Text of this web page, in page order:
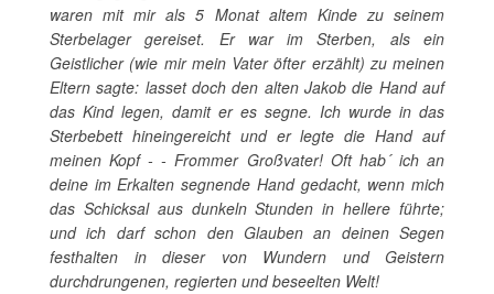
waren mit mir als 5 Monat altem Kinde zu seinem
Sterbelager gereiset. Er war im Sterben, als ein
Geistlicher (wie mir mein Vater öfter erzählt) zu meinen
Eltern sagte: lasset doch den alten Jakob die Hand auf
das Kind legen, damit er es segne. Ich wurde in das
Sterbebett hineingereicht und er legte die Hand auf
meinen Kopf - - Frommer Großvater! Oft hab´ ich an
deine im Erkalten segnende Hand gedacht, wenn mich
das Schicksal aus dunkeln Stunden in hellere führte;
und ich darf schon den Glauben an deinen Segen
festhalten in dieser von Wundern und Geistern
durchdrungenen, regierten und beseelten Welt!